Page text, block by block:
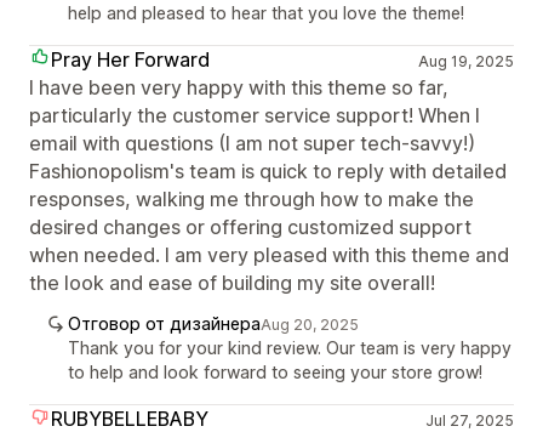
help and pleased to hear that you love the theme!
Pray Her Forward Aug 19, 2025
I have been very happy with this theme so far,
particularly the customer service support! When I
email with questions (I am not super tech-savvy!)
Fashionopolism's team is quick to reply with detailed
responses, walking me through how to make the
desired changes or offering customized support
when needed. I am very pleased with this theme and
the look and ease of building my site overall!
Отговор от дизайнераAug 20, 2025
Thank you for your kind review. Our team is very happy
to help and look forward to seeing your store grow!
RUBYBELLEBABY Jul 27, 2025